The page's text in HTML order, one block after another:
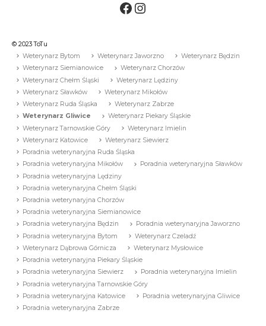
Facebook Instagram
© 2023 ToTu
Weterynarz Bytom
Weterynarz Jaworzno
Weterynarz Będzin
Weterynarz Siemianowice
Weterynarz Chorzów
Weterynarz Chełm Śląski
Weterynarz Lędziny
Weterynarz Sławków
Weterynarz Mikołów
Weterynarz Ruda Śląska
Weterynarz Zabrze
Weterynarz Gliwice
Weterynarz Piekary Śląskie
Weterynarz Tarnowskie Góry
Weterynarz Imielin
Weterynarz Katowice
Weterynarz Siewierz
Poradnia weterynaryjna Ruda Śląska
Poradnia weterynaryjna Mikołów
Poradnia weterynaryjna Sławków
Poradnia weterynaryjna Lędziny
Poradnia weterynaryjna Chełm Śląski
Poradnia weterynaryjna Chorzów
Poradnia weterynaryjna Siemianowice
Poradnia weterynaryjna Będzin
Poradnia weterynaryjna Jaworzno
Poradnia weterynaryjna Bytom
Weterynarz Czeladź
Weterynarz Dąbrowa Górnicza
Weterynarz Mysłowice
Poradnia weterynaryjna Piekary Śląskie
Poradnia weterynaryjna Siewierz
Poradnia weterynaryjna Imielin
Poradnia weterynaryjna Tarnowskie Góry
Poradnia weterynaryjna Katowice
Poradnia weterynaryjna Gliwice
Poradnia weterynaryjna Zabrze